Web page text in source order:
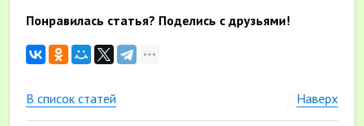
Понравилась статья? Поделись с друзьями!
В список статей Наверх